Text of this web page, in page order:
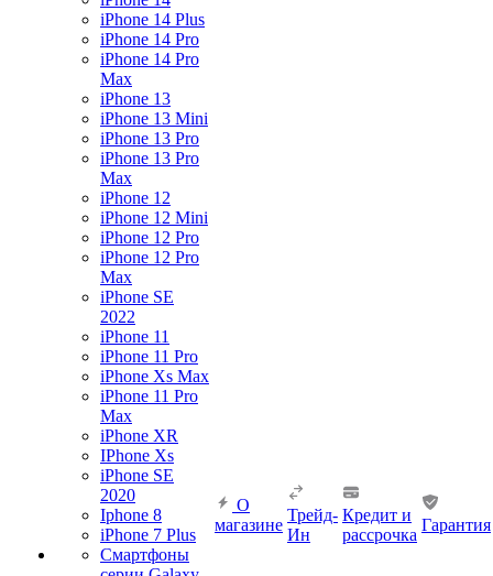
iPhone 14 Plus
iPhone 14 Pro
iPhone 14 Pro
Max
iPhone 13
iPhone 13 Mini
iPhone 13 Pro
iPhone 13 Pro
Max
iPhone 12
iPhone 12 Mini
iPhone 12 Pro
iPhone 12 Pro
Max
iPhone SE
2022
iPhone 11
iPhone 11 Pro
iPhone Xs Max
iPhone 11 Pro
Max
iPhone XR
IPhone Xs
iPhone SE
2020
Iphone 8
iPhone 7 Plus
Смартфоны
О
магазине
Трейд-
Ин
Кредит и
рассрочка
Гарантия